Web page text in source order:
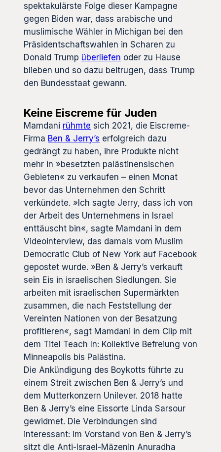
spektakulärste Folge dieser Kampagne
gegen Biden war, dass arabische und
muslimische Wähler in Michigan bei den
Präsidentschaftswahlen in Scharen zu
Donald Trump überliefen oder zu Hause
blieben und so dazu beitrugen, dass Trump
den Bundesstaat gewann.
Keine Eiscreme für Juden
Mamdani rühmte sich 2021, die Eiscreme-
Firma Ben & Jerry’s erfolgreich dazu
gedrängt zu haben, ihre Produkte nicht
mehr in »besetzten palästinensischen
Gebieten« zu verkaufen – einen Monat
bevor das Unternehmen den Schritt
verkündete. »Ich sagte Jerry, dass ich von
der Arbeit des Unternehmens in Israel
enttäuscht bin«, sagte Mamdani in dem
Videointerview, das damals vom Muslim
Democratic Club of New York auf Facebook
gepostet wurde. »Ben & Jerry’s verkauft
sein Eis in israelischen Siedlungen. Sie
arbeiten mit israelischen Supermärkten
zusammen, die nach Feststellung der
Vereinten Nationen von der Besatzung
profitieren«, sagt Mamdani in dem Clip mit
dem Titel Teach In: Kollektive Befreiung von
Minneapolis bis Palästina.
Die Ankündigung des Boykotts führte zu
einem Streit zwischen Ben & Jerry’s und
dem Mutterkonzern Unilever. 2018 hatte
Ben & Jerry’s eine Eissorte Linda Sarsour
gewidmet. Die Verbindungen sind
interessant: Im Vorstand von Ben & Jerry’s
sitzt die Anti-Israel-Mäzenin Anuradha